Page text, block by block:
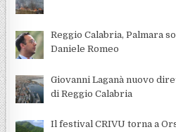
Reggio Calabria, Palmara
Daniele Romeo
Giovanni Laganà nuovo
di Reggio Calabria
Il festival CRIVU torna a